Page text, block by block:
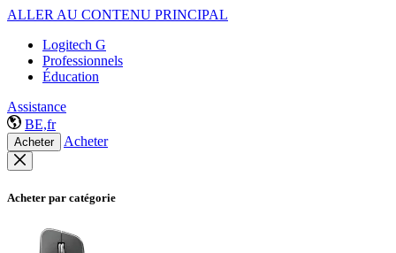
ALLER AU CONTENU PRINCIPAL
Logitech G
Professionnels
Éducation
Assistance
BE,fr
Acheter Acheter
Acheter par catégorie